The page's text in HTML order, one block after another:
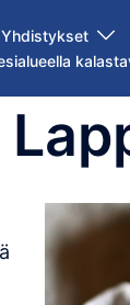
Yhdistykset